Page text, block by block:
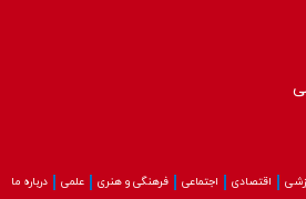
اقتصادی اجتماعی فرهنگی و هنری علمی درباره ما